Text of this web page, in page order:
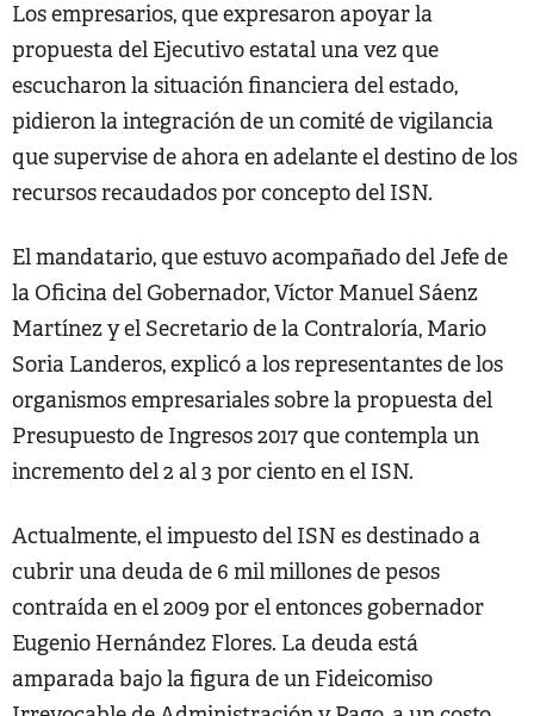
Los empresarios, que expresaron apoyar la
propuesta del Ejecutivo estatal una vez que
escucharon la situación financiera del estado,
pidieron la integración de un comité de vigilancia
que supervise de ahora en adelante el destino de los
recursos recaudados por concepto del ISN.
El mandatario, que estuvo acompañado del Jefe de
la Oficina del Gobernador, Víctor Manuel Sáenz
Martínez y el Secretario de la Contraloría, Mario
Soria Landeros, explicó a los representantes de los
organismos empresariales sobre la propuesta del
Presupuesto de Ingresos 2017 que contempla un
incremento del 2 al 3 por ciento en el ISN.
Actualmente, el impuesto del ISN es destinado a
cubrir una deuda de 6 mil millones de pesos
contraída en el 2009 por el entonces gobernador
Eugenio Hernández Flores. La deuda está
amparada bajo la figura de un Fideicomiso